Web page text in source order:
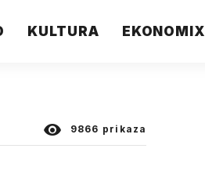
KULTURA EKONOMIX
9866 prikaza